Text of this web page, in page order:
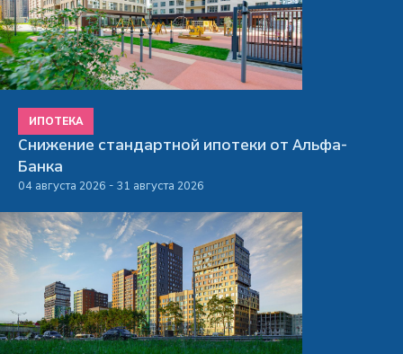
ИПОТЕКА
Снижение стандартной ипотеки от Альфа-
Банка
04 августа 2026 - 31 августа 2026